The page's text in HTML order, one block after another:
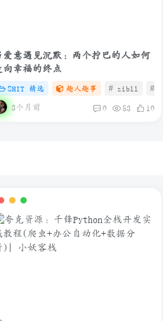
爱意遇见沉默：两个拧巴的人如何
向幸福的终点
SHIT 精选 趣人趣事 # zibll # C
3个月前 0 53 10